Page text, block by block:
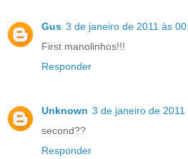
Gus 3 de janeiro de 2011 às
First manolinhos!!!
Responder
Unknown 3 de janeiro de 2011
second??
Responder